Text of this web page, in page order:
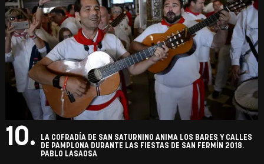
10.
LA COFRADÍA DE SAN SATURNINO ANIMA LOS BARES Y CALLES
DE PAMPLONA DURANTE LAS FIESTAS DE SAN FERMÍN 2018.
PABLO LASAOSA